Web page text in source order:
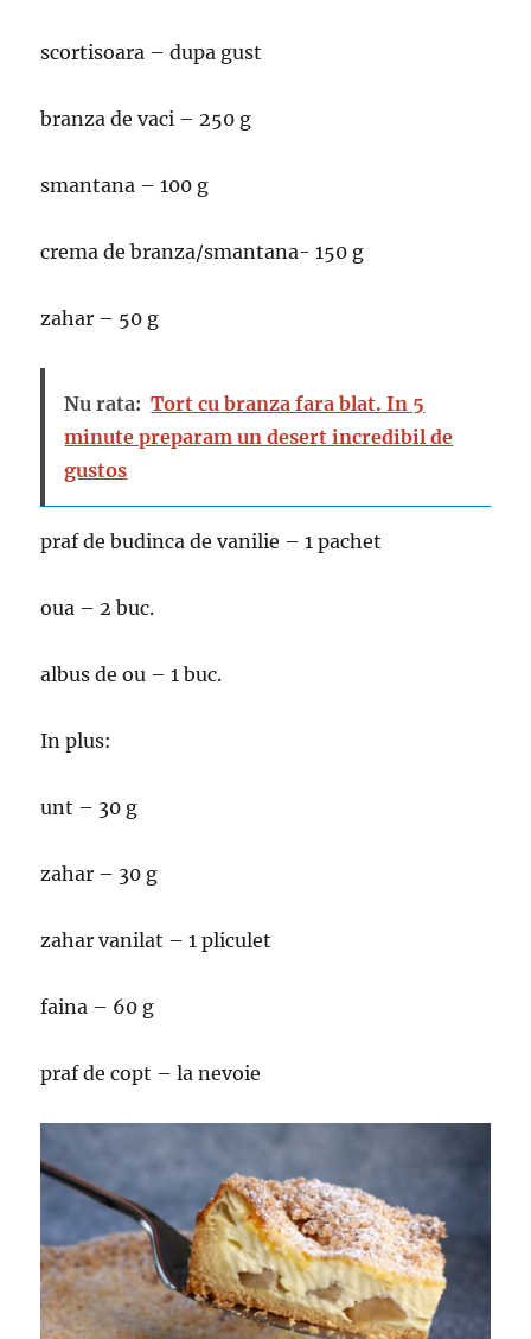
scortisoara – dupa gust
branza de vaci – 250 g
smantana – 100 g
crema de branza/smantana- 150 g
zahar – 50 g
Nu rata: Tort cu branza fara blat. In 5
minute preparam un desert incredibil de
gustos
praf de budinca de vanilie – 1 pachet
oua – 2 buc.
albus de ou – 1 buc.
In plus:
unt – 30 g
zahar – 30 g
zahar vanilat – 1 pliculet
faina – 60 g
praf de copt – la nevoie